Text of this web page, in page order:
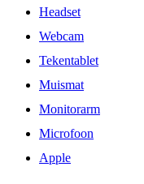
Headset
Webcam
Tekentablet
Muismat
Monitorarm
Microfoon
Apple